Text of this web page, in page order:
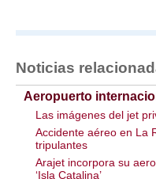
Noticias
Aeropuerto
Las imágenes del jet
Accidente aéreo en La
tripulantes
Arajet incorpora su
‘Isla Catalina’